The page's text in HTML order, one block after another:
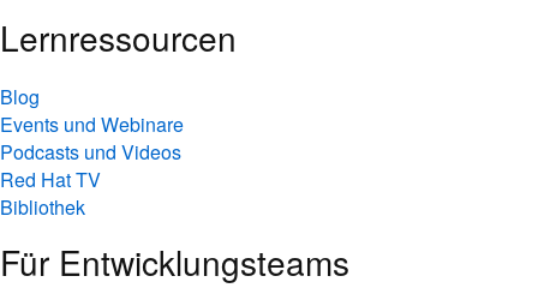
Lernressourcen
Blog
Events und Webinare
Podcasts und Videos
Red Hat TV
Bibliothek
Für Entwicklungsteams